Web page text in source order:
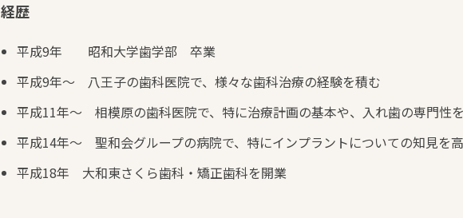
経歴
平成9年 昭和大学歯学部 卒業
平成9年～ 八王子の歯科医院で、様々な歯科治療の経験を積む
平成11年～ 相模原の歯科医院で、特に治療計画の基本や、入れ歯の専門性
平成14年～ 聖和会グループの病院で、特にインプラントについての知見を
平成18年 大和東さくら歯科・矯正歯科を開業